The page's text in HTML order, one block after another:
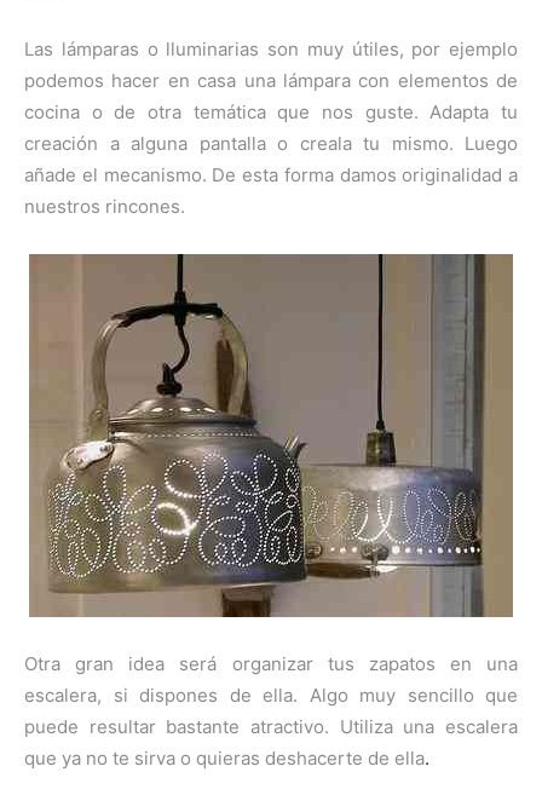
Las lámparas o lluminarias son muy útiles, por ejemplo
podemos hacer en casa una lámpara con elementos de
cocina o de otra temática que nos guste. Adapta tu
creación a alguna pantalla o creala tu mismo. Luego
añade el mecanismo. De esta forma damos originalidad a
nuestros rincones.
Otra gran idea será organizar tus zapatos en una
escalera, si dispones de ella. Algo muy sencillo que
puede resultar bastante atractivo. Utiliza una escalera
que ya no te sirva o quieras deshacerte de ella.